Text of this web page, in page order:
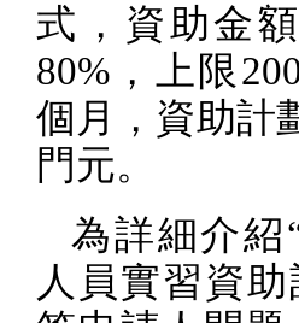
式，資助金
80% ，上限
個月，資助計
門元。
為詳細介紹
人員實習資